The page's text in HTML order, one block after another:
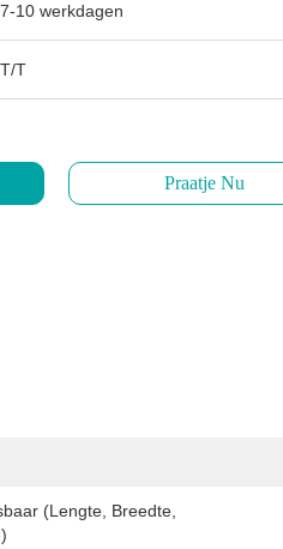
7-10 werkdagen
T/T
Praatje Nu
(lengte, Breedte,